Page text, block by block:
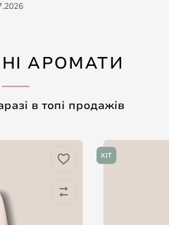
АРОМАТИ
в топі продажів
ХІТ